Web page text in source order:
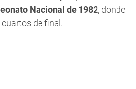
Nacional de 1982, donde
de final.